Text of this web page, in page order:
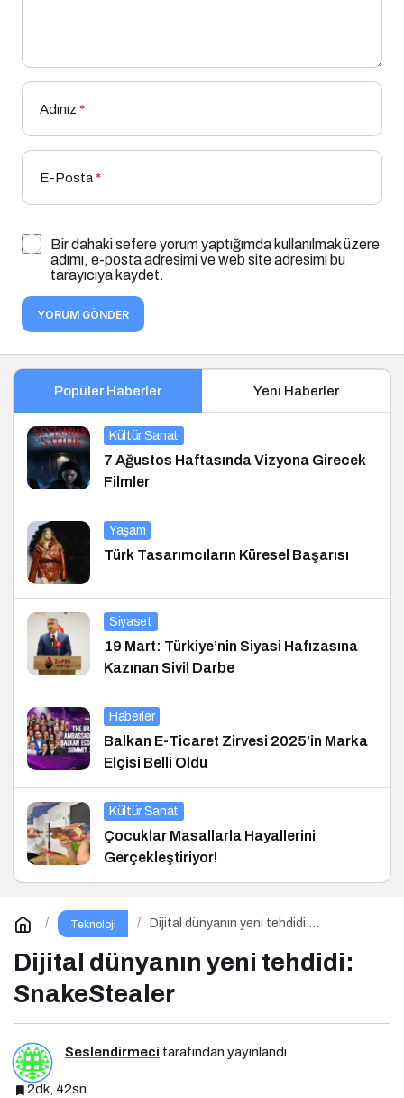
Adınız *
E-Posta*
Bir dahaki sefere yorum yaptığımda kullanılmak üzere
adımı, e-posta adresimi ve web site adresimi bu
tarayıcıya kaydet.
YORUM GÖNDER
Popüler Haberler Yeni Haberler
Kültür Sanat
7 Ağustos Haftasında Vizyona Girecek
Filmler
Yaşam
Türk Tasarımcıların Küresel Başarısı
Siyaset
19 Mart: Türkiye’nin Siyasi Hafızasına
Kazınan Sivil Darbe
Haberler
Balkan E-Ticaret Zirvesi 2025’in Marka
Elçisi Belli Oldu
Kültür Sanat
Çocuklar Masallarla Hayallerini
Gerçekleştiriyor!
Teknoloji
Dijital dünyanın yeni tehdidi:
Dijital dünyanın yeni tehdidi:
SnakeStealer
Seslendirmeci tarafından yayınlandı
2dk, 42sn